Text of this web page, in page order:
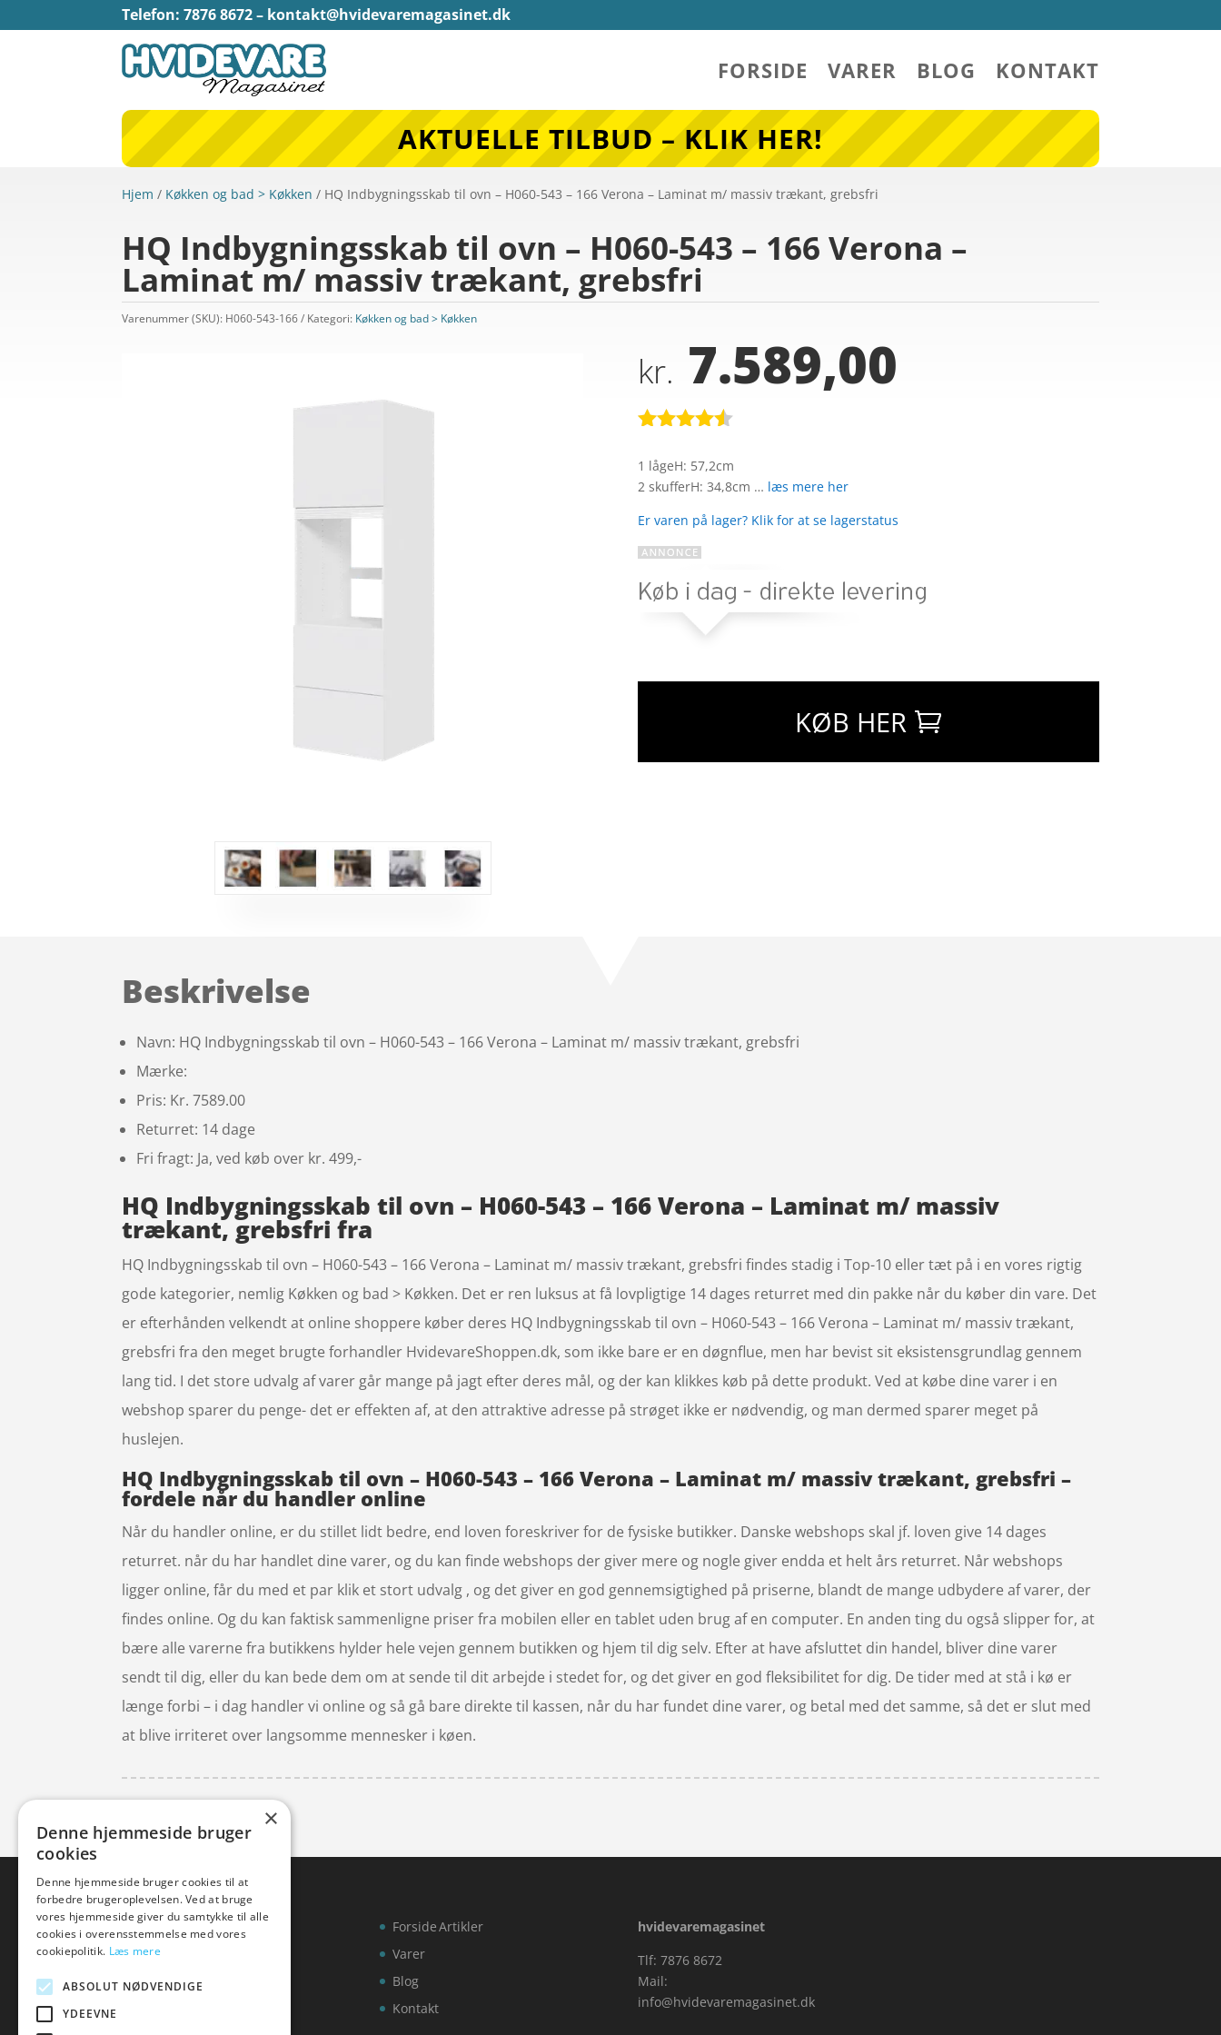
Telefon: 7876 8672 – kontakt@hvidevaremagasinet.dk
FORSIDE VARER BLOG KONTAKT
AKTUELLE TILBUD – KLIK HER!
Hjem / Køkken og bad > Køkken / HQ Indbygningsskab til ovn – H060-543 – 166 Verona – Laminat m/ massiv trækant, grebsfri
HQ Indbygningsskab til ovn – H060-543 – 166 Verona –
Laminat m/ massiv trækant, grebsfri
Varenummer (SKU): H060-543-166 Kategori: Køkken og bad > Køkken
kr. 7.589,00
som 4.4
ud af 5
på
mmelser
1 lågeH: 57,2cm
2 skufferH: 34,8cm … læs mere her
Er varen på lager? Klik for at se lagerstatus
KØB HER
Beskrivelse
Navn: HQ Indbygningsskab til ovn – H060-543 – 166 Verona – Laminat m/ massiv trækant, grebsfri
Mærke:
Pris: Kr. 7589.00
Returret: 14 dage
Fri fragt: Ja, ved køb over kr. 499,-
HQ Indbygningsskab til ovn – H060-543 – 166 Verona – Laminat m/ massiv
trækant, grebsfri fra
HQ Indbygningsskab til ovn – H060-543 – 166 Verona – Laminat m/ massiv trækant, grebsfri findes stadig i Top-10 eller tæt på i en vores rigtig
gode kategorier, nemlig Køkken og bad > Køkken. Det er ren luksus at få lovpligtige 14 dages returret med din pakke når du køber din vare. Det
er efterhånden velkendt at online shoppere køber deres HQ Indbygningsskab til ovn – H060-543 – 166 Verona – Laminat m/ massiv trækant,
grebsfri fra den meget brugte forhandler HvidevareShoppen.dk, som ikke bare er en døgnflue, men har bevist sit eksistensgrundlag gennem
lang tid. I det store udvalg af varer går mange på jagt efter deres mål, og der kan klikkes køb på dette produkt. Ved at købe dine varer i en
webshop sparer du penge- det er effekten af, at den attraktive adresse på strøget ikke er nødvendig, og man dermed sparer meget på
huslejen.
HQ Indbygningsskab til ovn – H060-543 – 166 Verona – Laminat m/ massiv trækant, grebsfri –
fordele når du handler online
Når du handler online, er du stillet lidt bedre, end loven foreskriver for de fysiske butikker. Danske webshops skal jf. loven give 14 dages
returret. når du har handlet dine varer, og du kan finde webshops der giver mere og nogle giver endda et helt års returret. Når webshops
ligger online, får du med et par klik et stort udvalg , og det giver en god gennemsigtighed på priserne, blandt de mange udbydere af varer, der
findes online. Og du kan faktisk sammenligne priser fra mobilen eller en tablet uden brug af en computer. En anden ting du også slipper for, at
bære alle varerne fra butikkens hylder hele vejen gennem butikken og hjem til dig selv. Efter at have afsluttet din handel, bliver dine varer
sendt til dig, eller du kan bede dem om at sende til dit arbejde i stedet for, og det giver en god fleksibilitet for dig. De tider med at stå i kø er
længe forbi – i dag handler vi online og så gå bare direkte til kassen, når du har fundet dine varer, og betal med det samme, så det er slut med
at blive irriteret over langsomme mennesker i køen.
Forside
Varer
Blog
Kontakt
Artikler
hvidevaremagasinet
Tlf: 7876 8672
Mail:
info@hvidevaremagasinet.dk
×
Denne hjemmeside bruger
cookies
Denne hjemmeside bruger cookies til at
forbedre brugeroplevelsen. Ved at bruge
vores hjemmeside giver du samtykke til alle
cookies i overensstemmelse med vores
cookiepolitik. Læs mere
ABSOLUT NØDVENDIGE
YDEEVNE